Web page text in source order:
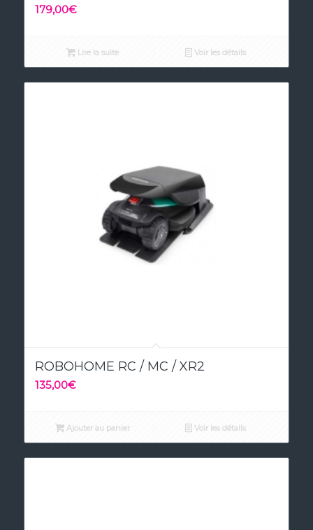
179,00€
Lire la suite Voir les détails
4.50
ROBOHOME RC / MC / XR2
135,00€
Ajouter au panier Voir les détails